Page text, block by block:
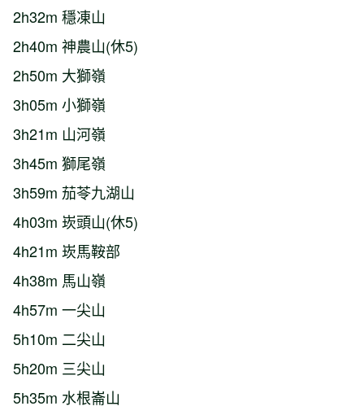
2h32m 穩凍山
2h40m 神農山(休5)
2h50m 大獅嶺
3h05m 小獅嶺
3h21m 山河嶺
3h45m 獅尾嶺
3h59m 茄苓九湖山
4h03m 崁頭山(休5)
4h21m 崁馬鞍部
4h38m 馬山嶺
4h57m 一尖山
5h10m 二尖山
5h20m 三尖山
5h35m 水根崙山